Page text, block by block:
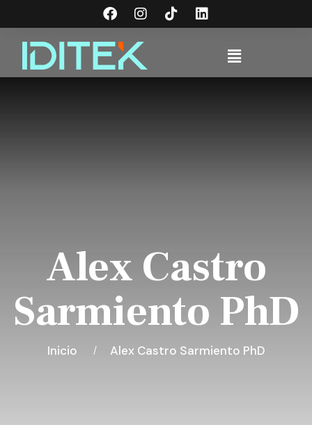
Alex Castro
Sarmiento PhD
Inicio Alex Castro Sarmiento PhD